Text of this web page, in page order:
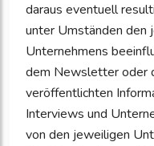
daraus eventuell
unter Umständen den
Unternehmens
dem Newsletter oder
veröffentlichten
Interviews und
von den jeweiligen